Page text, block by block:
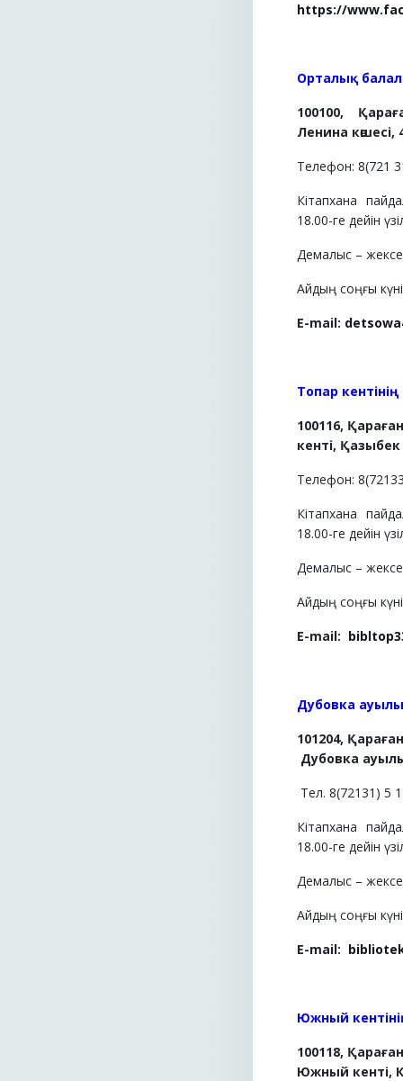
https://www.
Орталық
100100,
Ленина көшесі,
Телефон: 8(721
Кітапхана
18.00-ге дейін
Демалыс –
Айдың соңғы күні
E-mail:
Топар
100116,
кенті, Қазыбек
Телефон:
Кітапхана
18.00-ге дейін
Демалыс –
Айдың соңғы күні
E-mail:
Дубовка
101204,
Дубовка
Тел. 8(72131 )5
Кітапхана
18.00-ге дейін
Демалыс –
Айдың соңғы күні
E-mail:
Южный
100118,
Южный кенті,